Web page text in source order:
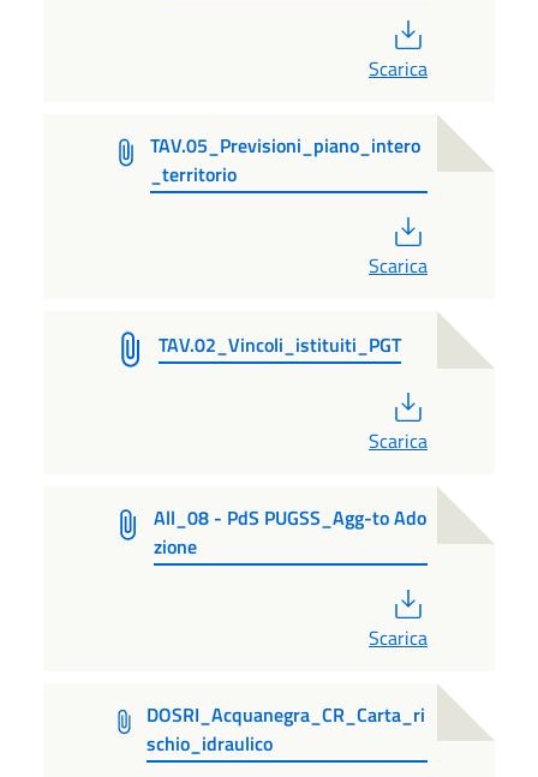
Scarica
TAV.05_Previsioni_piano_intero
_territorio
Scarica
TAV.02_Vincoli_istituiti_PGT
Scarica
All_08 - PdS PUGSS_Agg-to Ado
zione
Scarica
DOSRI_Acquanegra_CR_Carta_ri
schio_idraulico